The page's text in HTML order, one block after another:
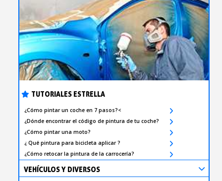
TUTORIALES ESTRELLA
¿Cómo pintar un coche en 7 pasos?<
¿Dónde encontrar el código de pintura de tu coche?
¿Cómo pintar una moto?
¿ Qué pintura para bicicleta aplicar ?
¿Cómo retocar la pintura de la carrocería?
VEHÍCULOS Y DIVERSOS